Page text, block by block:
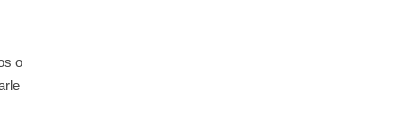
o